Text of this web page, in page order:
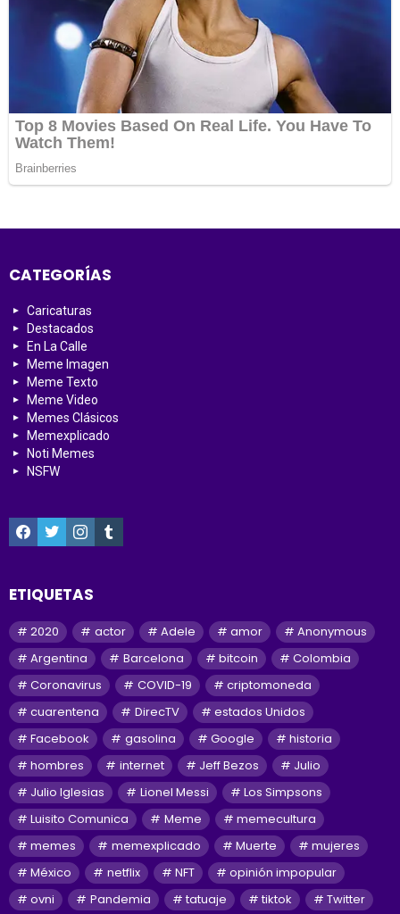
CATEGORÍAS
Caricaturas
Destacados
En La Calle
Meme Imagen
Meme Texto
Meme Video
Memes Clásicos
Memexplicado
Noti Memes
NSFW
facebooktwitterinstagramtumblr
ETIQUETAS
2020 actor Adele amor
Anonymous
Argentina
Barcelona bitcoin
Colombia
Coronavirus
COVID-19
criptomoneda
cuarentena
DirecTV
estados Unidos
Facebook
gasolina Google
historia
hombres
internet Jeff Bezos
Julio
Julio Iglesias
Lionel Messi
Los Simpsons
Luisito Comunica
Meme
memecultura
memes
memexplicado Muerte
mujeres
México
netflix NFT
opinión impopular
ovni
Pandemia tatuaje tiktok Twitter